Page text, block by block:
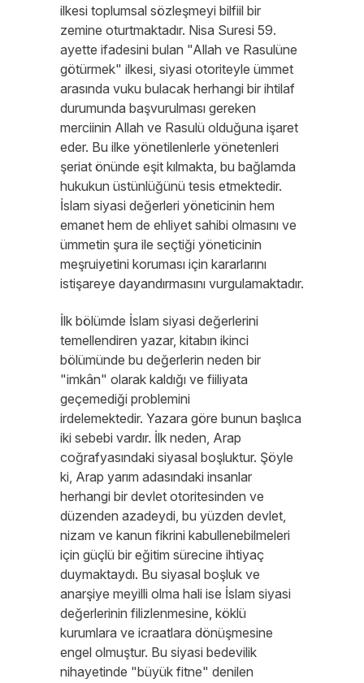
ilkesi toplumsal sözleşmeyi bilfiil bir
zemine oturtmaktadır. Nisa Suresi 59.
ayette ifadesini bulan "Allah ve Rasulüne
götürmek" ilkesi, siyasi otoriteyle ümmet
arasında vuku bulacak herhangi bir ihtilaf
durumunda başvurulması gereken
merciinin Allah ve Rasulü olduğuna işaret
eder. Bu ilke yönetilenlerle yönetenleri
şeriat önünde eşit kılmakta, bu bağlamda
hukukun üstünlüğünü tesis etmektedir.
İslam siyasi değerleri yöneticinin hem
emanet hem de ehliyet sahibi olmasını ve
ümmetin şura ile seçtiği yöneticinin
meşruiyetini koruması için kararlarını
istişareye dayandırmasını vurgulamaktadır.
İlk bölümde İslam siyasi değerlerini
temellendiren yazar, kitabın ikinci
bölümünde bu değerlerin neden bir
"imkân" olarak kaldığı ve fiiliyata
geçemediği problemini
irdelemektedir. Yazara göre bunun başlıca
iki sebebi vardır. İlk neden, Arap
coğrafyasındaki siyasal boşluktur. Şöyle
ki, Arap yarım adasındaki insanlar
herhangi bir devlet otoritesinden ve
düzenden azadeydi, bu yüzden devlet,
nizam ve kanun fikrini kabullenebilmeleri
için güçlü bir eğitim sürecine ihtiyaç
duymaktaydı. Bu siyasal boşluk ve
anarşiye meyilli olma hali ise İslam siyasi
değerlerinin filizlenmesine, köklü
kurumlara ve icraatlara dönüşmesine
engel olmuştur. Bu siyasi bedevilik
nihayetinde "büyük fitne" denilen